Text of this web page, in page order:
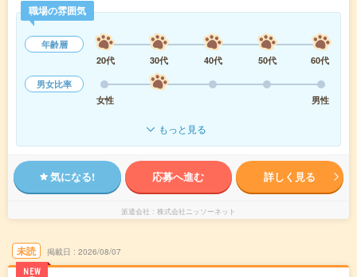
職場の雰囲気
年齢層
20代
30代 40代 50代
60代
男女比率
女性
男性
もっと見る
気になる! 応募へ進む 詳しく見る
派遣会社 株式会社ニッソーネット
未読
NEW
掲載日 2026/08/07